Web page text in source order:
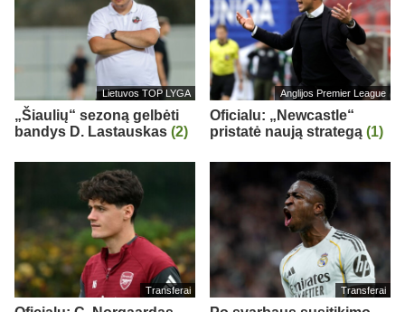
Lietuvos TOP LYGA
„Šiaulių“ sezoną gelbėti
bandys D. Lastauskas (2)
Anglijos Premier League
Oficialu: „Newcastle“
pristatė naują strategą (1)
Transferai Transferai